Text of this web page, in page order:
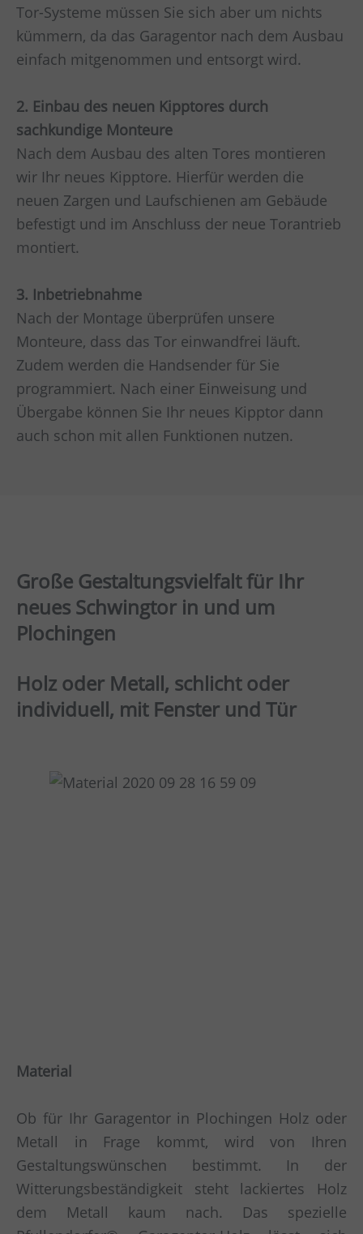
Tor-Systeme müssen Sie sich aber um nichts
kümmern, da das Garagentor nach dem Ausbau
einfach mitgenommen und entsorgt wird.
2. Einbau des neuen Kipptores durch
sachkundige Monteure
Nach dem Ausbau des alten Tores montieren
wir Ihr neues Kipptore. Hierfür werden die
neuen Zargen und Laufschienen am Gebäude
befestigt und im Anschluss der neue Torantrieb
montiert.
3. Inbetriebnahme
Nach der Montage überprüfen unsere
Monteure, dass das Tor einwandfrei läuft.
Zudem werden die Handsender für Sie
programmiert. Nach einer Einweisung und
Übergabe können Sie Ihr neues Kipptor dann
auch schon mit allen Funktionen nutzen.
Große Gestaltungsvielfalt für Ihr
neues Schwingtor in und um
Plochingen
Holz oder Metall, schlicht oder
individuell, mit Fenster und Tür
Material
Ob für Ihr Garagentor in Plochingen Holz oder
Metall in Frage kommt, wird von Ihren
Gestaltungswünschen bestimmt. In der
Witterungsbeständigkeit steht lackiertes Holz
dem Metall kaum nach. Das spezielle